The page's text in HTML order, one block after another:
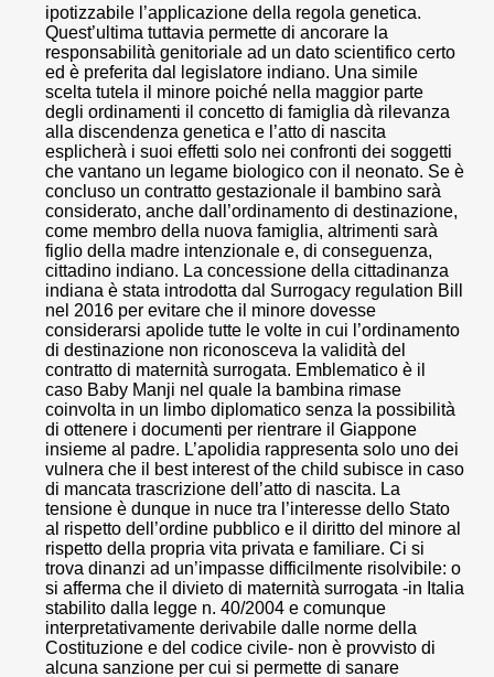
ipotizzabile l’applicazione della regola genetica.
Quest’ultima tuttavia permette di ancorare la
responsabilità genitoriale ad un dato scientifico certo
ed è preferita dal legislatore indiano. Una simile
scelta tutela il minore poiché nella maggior parte
degli ordinamenti il concetto di famiglia dà rilevanza
alla discendenza genetica e l’atto di nascita
esplicherà i suoi effetti solo nei confronti dei soggetti
che vantano un legame biologico con il neonato. Se è
concluso un contratto gestazionale il bambino sarà
considerato, anche dall’ordinamento di destinazione,
come membro della nuova famiglia, altrimenti sarà
figlio della madre intenzionale e, di conseguenza,
cittadino indiano. La concessione della cittadinanza
indiana è stata introdotta dal Surrogacy regulation Bill
nel 2016 per evitare che il minore dovesse
considerarsi apolide tutte le volte in cui l’ordinamento
di destinazione non riconosceva la validità del
contratto di maternità surrogata. Emblematico è il
caso Baby Manji nel quale la bambina rimase
coinvolta in un limbo diplomatico senza la possibilità
di ottenere i documenti per rientrare il Giappone
insieme al padre. L’apolidia rappresenta solo uno dei
vulnera che il best interest of the child subisce in caso
di mancata trascrizione dell’atto di nascita. La
tensione è dunque in nuce tra l’interesse dello Stato
al rispetto dell’ordine pubblico e il diritto del minore al
rispetto della propria vita privata e familiare. Ci si
trova dinanzi ad un’impasse difficilmente risolvibile: o
si afferma che il divieto di maternità surrogata -in Italia
stabilito dalla legge n. 40/2004 e comunque
interpretativamente derivabile dalle norme della
Costituzione e del codice civile- non è provvisto di
alcuna sanzione per cui si permette di sanare